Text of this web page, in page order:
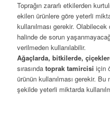
Toprağın zararlı etkilerden
ekilen ürünlere göre yeterli
kullanılması gerekir.
halinde de sorun
verilmeden kullanılabilir.
Ağaçlarda, bitkilerde,
sırasında toprak tamircisi için
ürünün kullanılması gerekir.
şekilde yeterli miktarda